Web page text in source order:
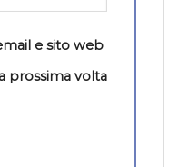
e sito web
prossima volta